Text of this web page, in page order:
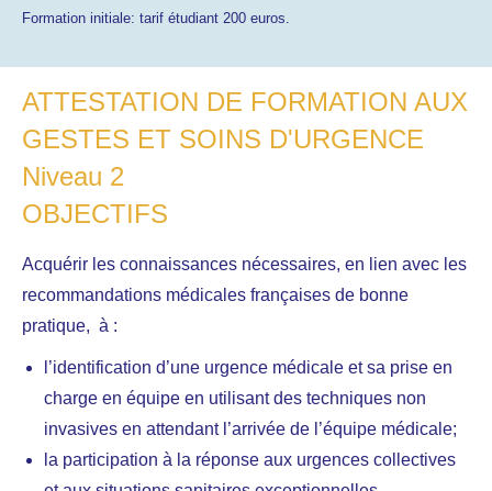
Formation initiale: tarif étudiant 200 euros.
ATTESTATION DE FORMATION AUX
GESTES ET SOINS D'URGENCE
Niveau 2
OBJECTIFS
Acquérir les connaissances nécessaires, en lien avec les
recommandations médicales françaises de bonne
pratique, à :
l’identification d’une urgence médicale et sa prise en
charge en équipe en utilisant des techniques non
invasives en attendant l’arrivée de l’équipe médicale;
la participation à la réponse aux urgences collectives